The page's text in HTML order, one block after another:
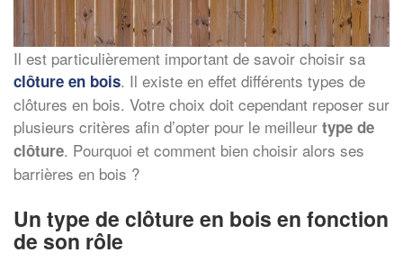
Il est particulièrement important de savoir choisir sa
clôture en bois. Il existe en effet différents types de
clôtures en bois. Votre choix doit cependant reposer sur
plusieurs critères afin d’opter pour le meilleur type de
clôture. Pourquoi et comment bien choisir alors ses
barrières en bois ?
Un type de clôture en bois en fonction
de son rôle